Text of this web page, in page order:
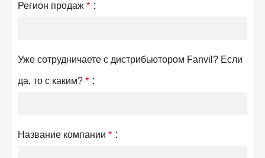
Регион продаж * ：
Уже сотрудничаете с дистрибьютором Fanvil? Если
да, то с каким? * ：
Название компании * ：